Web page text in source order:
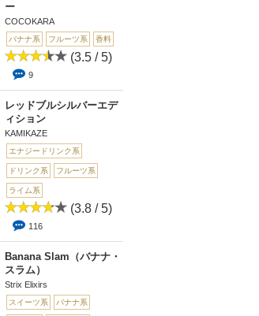
ー
COCOKARA
バナナ系 フルーツ系 香料
(3.5 / 5)
9
レッドブルシルバーエデ
ィション
KAMIKAZE
エナジードリンク系
ドリンク系 フルーツ系
ライム系
(3.8 / 5)
116
Banana Slam（バナナ・
スラム）
Strix Elixirs
スイーツ系 バナナ系
(4.5 /
1